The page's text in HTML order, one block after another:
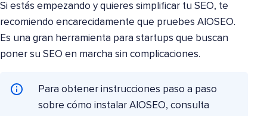
Si estás empezando y quieres simplificar tu SEO, te
recomiendo encarecidamente que pruebes AIOSEO.
Es una gran herramienta para startups que buscan
poner su SEO en marcha sin complicaciones.
Para obtener instrucciones paso a paso
sobre cómo instalar AIOSEO, consulta